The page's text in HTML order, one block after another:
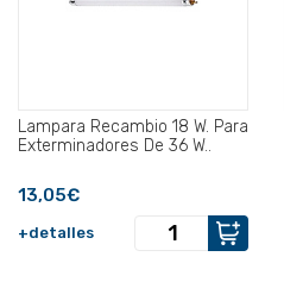
Lampara Recambio 18 W. Para
Exterminadores De 36 W..
13,05€
+detalles